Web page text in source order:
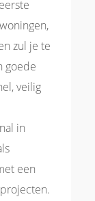
zul je te
goede
veilig
in
een